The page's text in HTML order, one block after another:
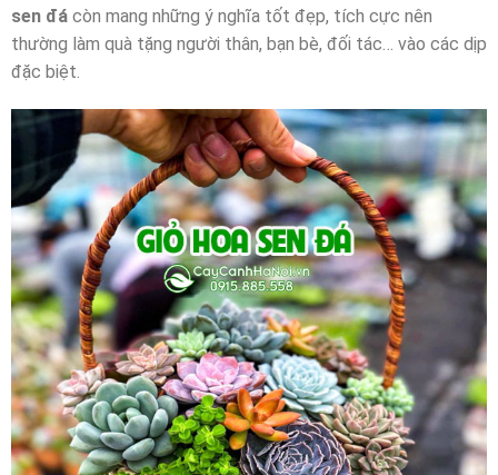
sen đá còn mang những ý nghĩa tốt đẹp, tích cực nên
thường làm quà tặng người thân, bạn bè, đối tác… vào các dịp
đặc biệt.